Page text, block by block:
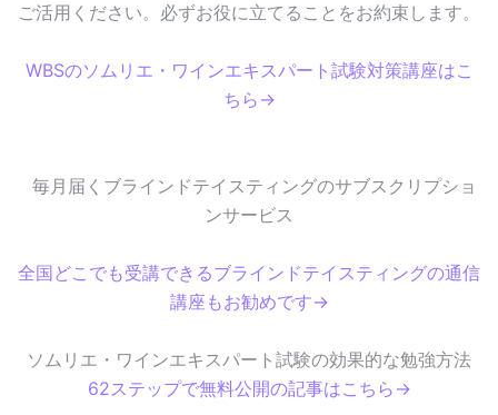
ご活用ください。必ずお役に立てることをお約束します。
WBSのソムリエ・ワインエキスパート試験対策講座はこ
ちら→
毎月届くブラインドテイスティングのサブスクリプショ
ンサービス
全国どこでも受講できるブラインドテイスティングの通信
講座もお勧めです→
ソムリエ・ワインエキスパート試験の効果的な勉強方法
62ステップで無料公開の記事はこちら→